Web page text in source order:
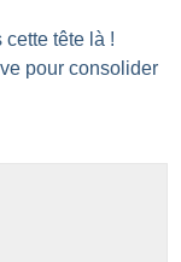
cette tête là !
pour consolider